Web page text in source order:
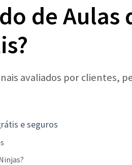
de Aulas
avaliados por clientes,
e seguros